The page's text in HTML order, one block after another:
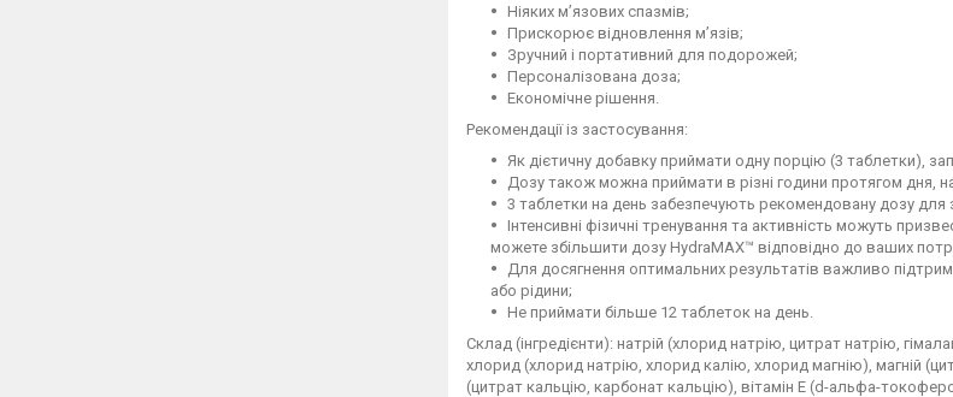
Ніяких м’язових спазмів;
Прискорює відновлення м’язів;
Зручний і портативний для подорожей;
Персоналізована доза;
Економічне рішення.
Рекомендації із застосування:
Як дієтичну добавку приймати одну порцію (3 таблетки),
Дозу також можна приймати в різні години протягом дня,
3 таблетки на день забезпечують рекомендовану дозу для
Інтенсивні фізичні тренування та активність можуть
можете збільшити дозу HydraMAX™ відповідно до ваших
Для досягнення оптимальних результатів важливо
або рідини;
Не приймати більше 12 таблеток на день.
Склад (інгредієнти): натрій (хлорид натрію, цитрат натрію,
хлорид (хлорид натрію, хлорид калію, хлорид магнію), магній
(цитрат кальцію, карбонат кальцію), вітамін Е (d-альфа-